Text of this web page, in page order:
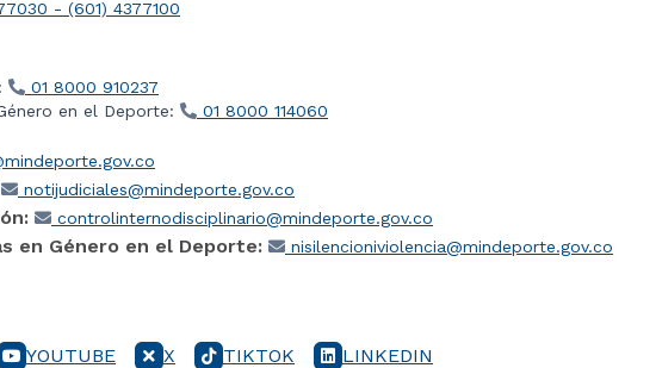
- (601) 4377100
01 8000 910237
en el Deporte:
01 8000 114060
notijudiciales@mindeporte.gov.co
controlinternodisciplinario@mindeporte.gov.co
en Género en el Deporte: nisilencioniviolencia@mindeporte.gov.co
YOUTUBE X TIKTOK LINKEDIN